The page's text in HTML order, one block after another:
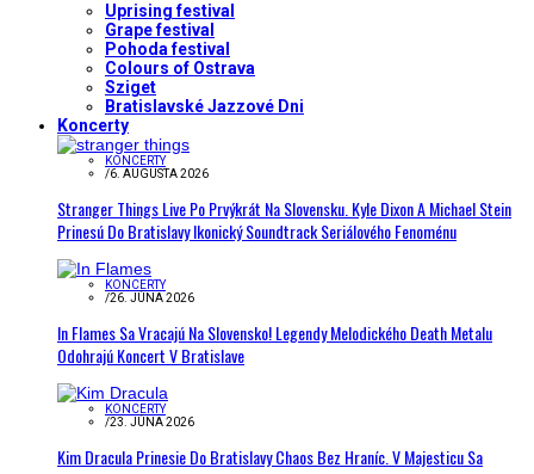
Uprising festival
Grape festival
Pohoda festival
Colours of Ostrava
Sziget
Bratislavské Jazzové Dni
Koncerty
KONCERTY
/6. AUGUSTA 2026
Stranger Things Live Po Prvýkrát Na Slovensku. Kyle Dixon A Michael Stein
Prinesú Do Bratislavy Ikonický Soundtrack Seriálového Fenoménu
KONCERTY
/26. JÚNA 2026
In Flames Sa Vracajú Na Slovensko! Legendy Melodického Death Metalu
Odohrajú Koncert V Bratislave
KONCERTY
/23. JÚNA 2026
Kim Dracula Prinesie Do Bratislavy Chaos Bez Hraníc. V Majesticu Sa